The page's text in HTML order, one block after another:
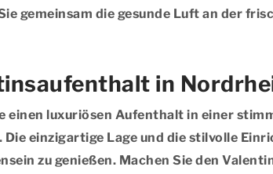
gemeinsam die gesunde Luft an der
in
einen luxuriösen Aufenthalt in einer
Die einzigartige Lage und die stilvolle
zu genießen. Machen Sie den